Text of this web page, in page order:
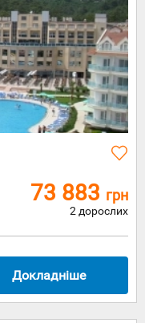
73 883 грн
2 дорослих
Докладніше